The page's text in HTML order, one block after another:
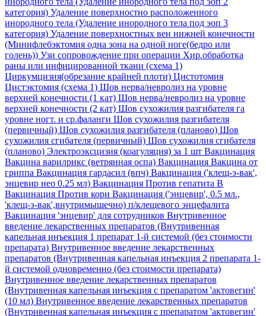
категория) Удаление поверхностно расположенного
инородного тела (Удаление инородного тела под эоп 3
категория) Удаление поверхностных вен нижней конечности
(Минифлебэктомия одна зона на одной ноге(бедро или
голень)) Узи сопровождение при операции Хир.обработка
раны или инфицированной ткани (схема 1)
Циркумцизия(обрезание крайней плоти) Цистотомия
Цистэктомия (схема 1) Шов нерва/невролиз на уровне
верхней конечности (1 кат) Шов нерва/невролиз на уровне
верхней конечности (2 кат) Шов сухожилия разгибателя га
уровне ногт. и ср.фаланги Шов сухожилия разгибателя
(первичный) Шов сухожилия разгибателя (планово) Шов
сухожилия сгибателя (первичный) Шов сухожилия сгибателя
(планово) Электроэксцизия (коагуляция) за 1 шт Вакцинация
Вакцина варилрикс (ветрянная оспа) Вакцинация Вакцина от
гриппа Вакцинация гардасил (впч) Вакцинация ('клещ-э-вак',
энцевир нео 0.25 мл) Вакцинация Против гепатита В
Вакцинация Против кори Вакцинация ('энцевир', 0.5 мл.,
'клещ-э-вак',внутримышечно) п/клещевого энцефалита
Вакцинация 'энцевир' для сотрудников Внутривенное
введение лекарственных препаратов (Внутривенная
капельная инъекция 1 препарат 1-й системой (без стоимости
препарата) Внутривенное введение лекарственных
препаратов (Внутривенная капельная инъекция 2 препарата 1-
й системой одновременно (без стоимости препарата)
Внутривенное введение лекарственных препаратов
(Внутривенная капельная инъекция с препаратом 'актовегин'
(10 мл) Внутривенное введение лекарственных препаратов
(Внутривенная капельная инъекция с препаратом 'актовегин'